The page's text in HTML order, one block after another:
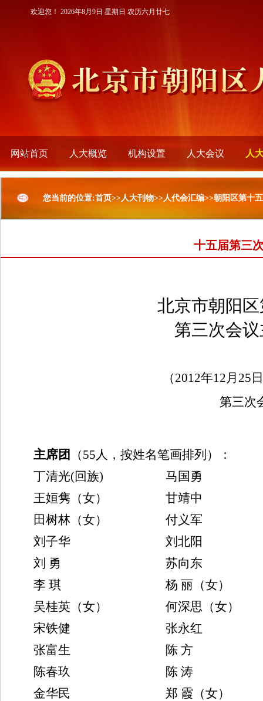
欢迎您！ 2026年8月9日 星期日 农历六月廿七
网站首页 人大概览 机构设置 人大会议 人
您当前的位置:首页>>人大刊物>>人代会汇编>>朝阳区第十
十五届第三
北京市朝阳
第三次会
（2012年12月 25
第三次
主席团 （55人，按姓名笔画排列）：
丁清光(回族)
马国勇
王姮隽（女）
甘靖中
田树林（女）
付义军
刘子华
刘北阳
刘 勇
苏向东
李 琪
杨 丽（女）
吴桂英 （女）
何深思（女）
宋铁健
张永红
张富生
陈 方
陈春玖
陈 涛
金华民
郑 霞（女）